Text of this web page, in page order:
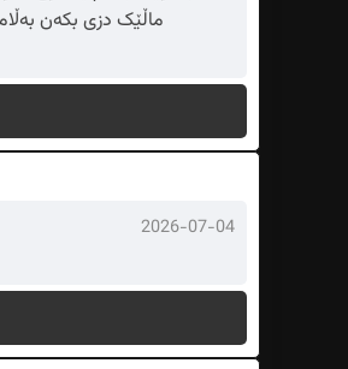
ماڵێک دزی بکەن
2026-07-04